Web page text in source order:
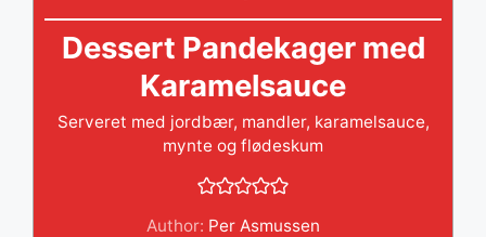
Dessert Pandekager med
Karamelsauce
Serveret med jordbær, mandler, karamelsauce,
mynte og flødeskum
Author: Per Asmussen